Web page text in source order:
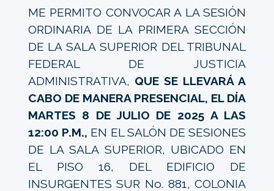
ME PERMITO CONVOCAR A LA SESIÓN
ORDINARIA DE LA PRIMERA SECCIÓN
DE LA SALA SUPERIOR DEL TRIBUNAL
FEDERAL DE JUSTICIA
ADMINISTRATIVA, QUE SE LLEVARÁ A
CABO DE MANERA PRESENCIAL, EL DÍA
MARTES 8 DE JULIO DE 2025 A LAS
12:00 P.M., EN EL SALÓN DE SESIONES
DE LA SALA SUPERIOR, UBICADO EN
EL PISO 16, DEL EDIFICIO DE
INSURGENTES SUR No. 881, COLONIA